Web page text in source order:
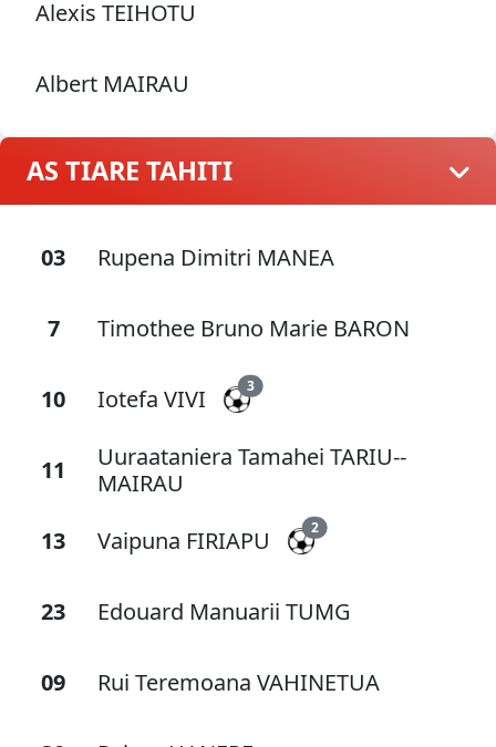
Alexis TEIHOTU
Albert MAIRAU
AS TIARE TAHITI
03 Rupena Dimitri MANEA
7 Timothee Bruno Marie BARON
10 Iotefa VIVI 3
11
Uuraataniera Tamahei TARIU--
MAIRAU
13
Vaipuna FIRIAPU 2
23 Edouard Manuarii TUMG
09 Rui Teremoana VAHINETUA